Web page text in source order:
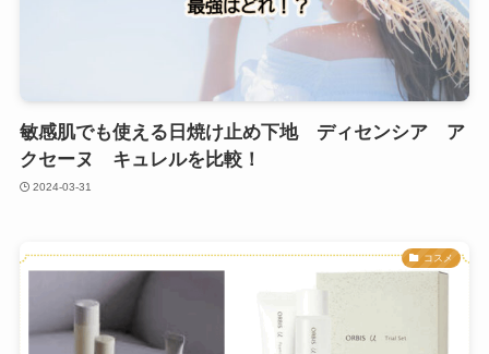
敏感肌でも使える日焼け止め下地 ディセンシア ア
クセーヌ キュレルを比較！
2024-03-31
コスメ